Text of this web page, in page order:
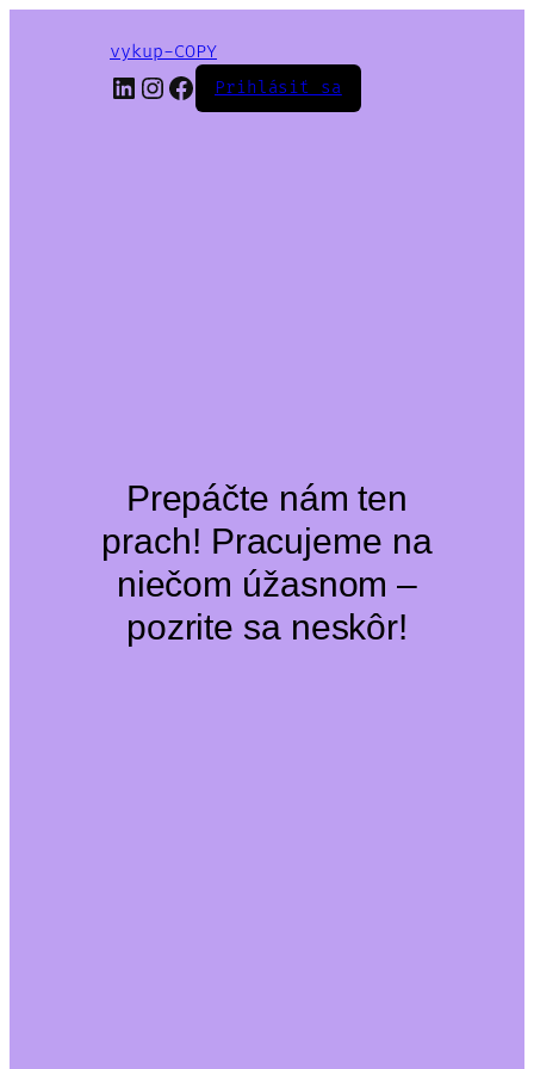
vykup-COPY
LinkedIn
Instagram
Facebook
Prihlásiť sa
Prepáčte nám ten
prach! Pracujeme na
niečom úžasnom –
pozrite sa neskôr!